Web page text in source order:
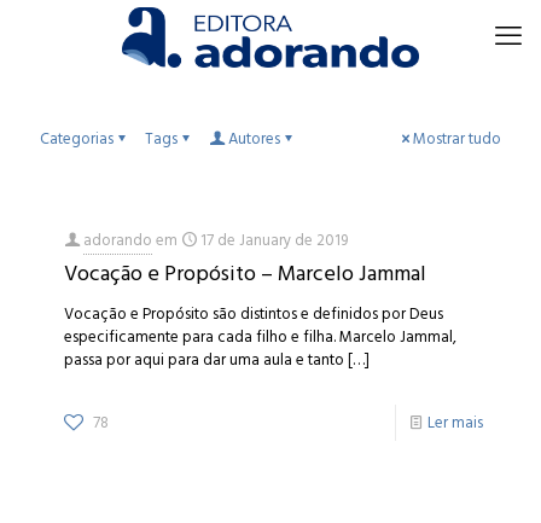
Categorias Tags Autores Mostrar tudo
adorandoem 17 de January de 2019
Vocação e Propósito – Marcelo Jammal
Vocação e Propósito são distintos e definidos por Deus
especificamente para cada filho e filha. Marcelo Jammal,
passa por aqui para dar uma aula e tanto[…]
78 Ler mais